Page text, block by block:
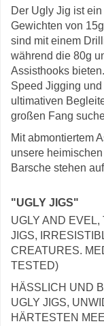
Der Ugly Jig ist
Gewichten von
sind mit einem
während die 80g
Assisthooks
Speed Jigging
ultimativen
großen Fang
Mit abmontiertem
unsere
Barsche stehen
"UGLY JIGS"
UGLY AND
JIGS,
CREATURES.
TESTED)
HÄSSLICH UND
UGLY JIGS,
HÄRTESTEN